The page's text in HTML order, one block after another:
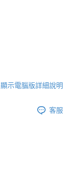
顯示電腦版詳細說明
客服